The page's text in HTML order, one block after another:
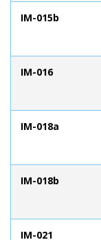
IM-015b
IM-016
IM-018a
IM-018b
IM-021